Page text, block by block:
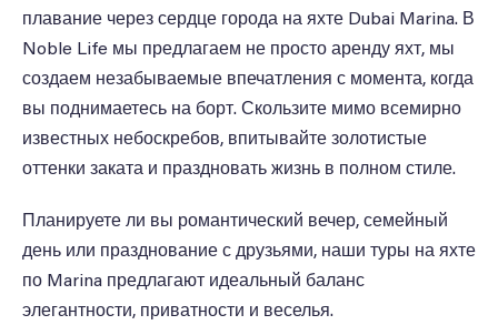
плавание через сердце города на яхте Dubai Marina. В
Noble Life мы предлагаем не просто аренду яхт, мы
создаем незабываемые впечатления с момента, когда
вы поднимаетесь на борт. Скользите мимо всемирно
известных небоскребов, впитывайте золотистые
оттенки заката и праздновать жизнь в полном стиле.
Планируете ли вы романтический вечер, семейный
день или празднование с друзьями, наши туры на яхте
по Marina предлагают идеальный баланс
элегантности, приватности и веселья.